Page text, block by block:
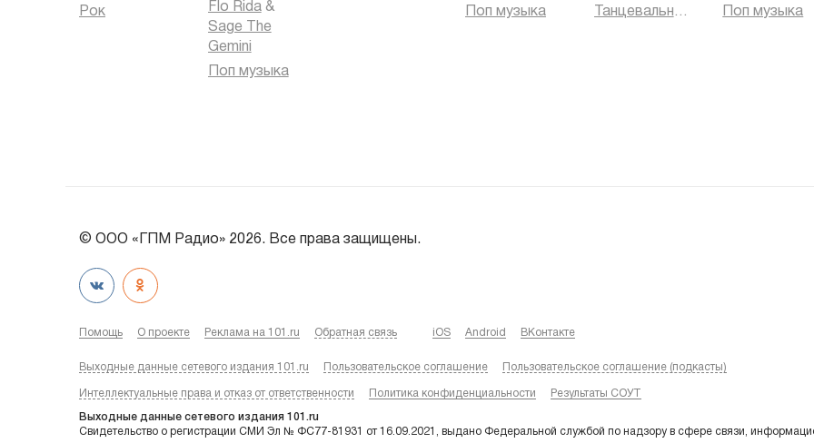
Рок
Flo Rida &
Sage The
Gemini
Поп музыка
Поп музыка
Танцевальная музыка
Поп музыка
© ООО «ГПМ Радио» 2026. Все права защищены.
Помощь О проекте Реклама на 101.ru Обратная связь iOS Android ВКонтакте
Выходные данные сетевого издания 101.ru Пользовательское соглашение Пользовательское соглашение (подкасты)
Интеллектуальные права и отказ от ответственности Политика конфиденциальности Результаты СОУТ
Выходные данные сетевого издания 101.ru
Свидетельство о регистрации СМИ Эл № ФС77-81931 от 16.09.2021, выдано Федеральной службой по надзору в сфере связи,